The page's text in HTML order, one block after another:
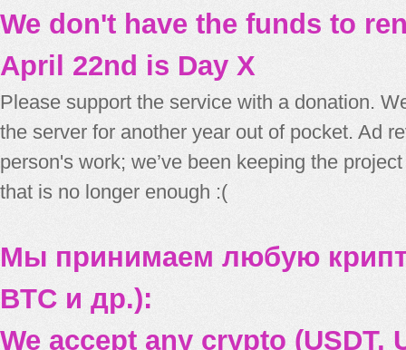
We don't have the funds to
April 22nd is Day X
Please support the service with a donation.
the server for another year out of pocket. Ad
person's work; we’ve been keeping the
that is no longer enough :(
Мы принимаем любую
BTC и др.):
We accept any crypto (USDT,